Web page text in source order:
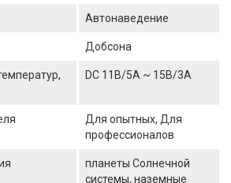
Автонаведение
Добсона
DC 11В/5А ~ 15В/3А
Для опытных, Для
профессионалов
планеты Солнечной
системы, наземные